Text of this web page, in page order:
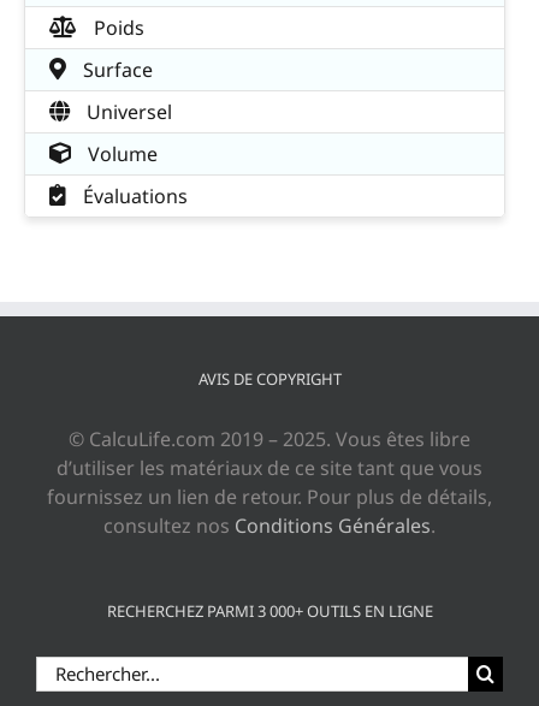
Poids
Surface
Universel
Volume
Évaluations
AVIS DE COPYRIGHT
© CalcuLife.com 2019 – 2025. Vous êtes libre
d’utiliser les matériaux de ce site tant que vous
fournissez un lien de retour. Pour plus de détails,
consultez nos Conditions Générales.
RECHERCHEZ PARMI 3 000+ OUTILS EN LIGNE
Rechercher: